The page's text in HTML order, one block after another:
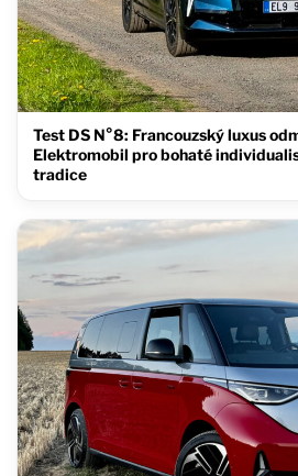
Test DS N°8: Francouzský luxus
Elektromobil pro bohaté
tradice